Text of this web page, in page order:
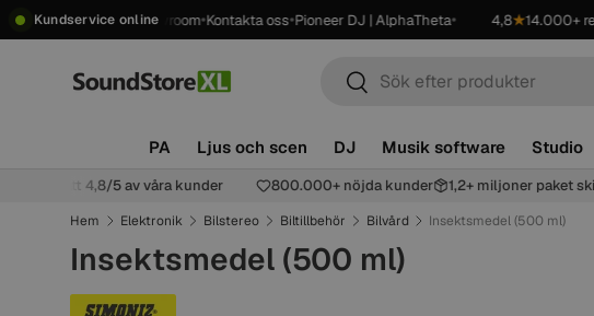
Hoppa till innehåll
Kundservice online
över 2499 kr •Showroom•Kontakta oss•Pioneer DJ | AlphaTheta• 4,8★14.000+
Sök
Sök
PA Ljus och scen DJ Musik software Studio
Betygsatt 4,8/5 av våra kunder 800.000+ nöjda kunder 1,2+ miljoner paket
Hem Elektronik Bilstereo Biltillbehör Bilvård Insektsmedel (500 ml)
Insektsmedel (500 ml)